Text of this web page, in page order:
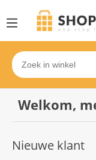
Welkom,
Nieuwe klant